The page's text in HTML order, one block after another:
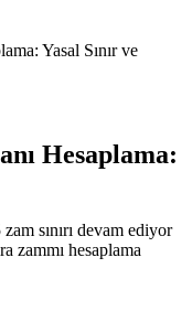
Yasal Sınır ve
Hesaplama:
sınırı devam ediyor
zammı hesaplama